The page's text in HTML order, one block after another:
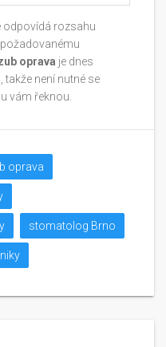
odpovídá rozsahu
oprava je dnes
není nutné se
vám řeknou.
oprava
stomatolog Brno